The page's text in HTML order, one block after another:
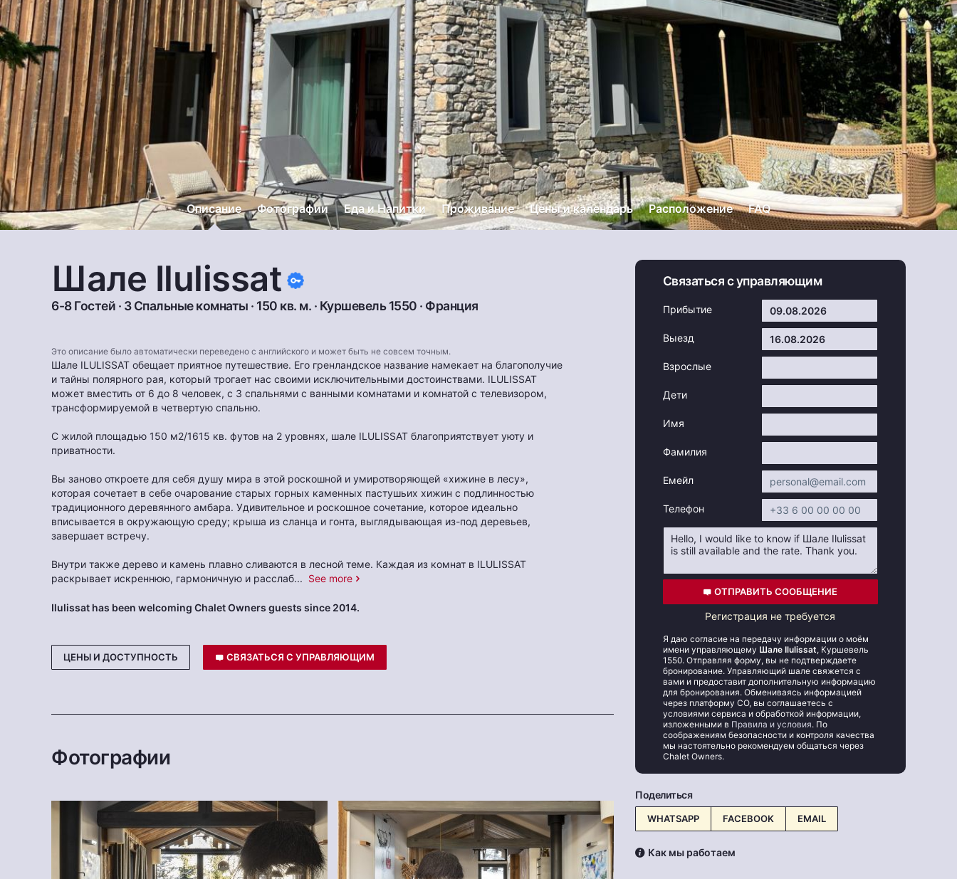
Описание Фотографии Еда и Напитки Проживание Цены и календарь Расположение FAQ
Шале Ilulissat
6-8 Гостей · 3 Спальные комнаты · 150 кв. м. · Куршевель 1550 · Франция
Это описание было автоматически переведено с английского и может быть не совсем точным.
Шале ILULISSAT обещает приятное путешествие. Его гренландское название намекает на благополучие
и тайны полярного рая, который трогает нас своими исключительными достоинствами. ILULISSAT
может вместить от 6 до 8 человек, с 3 спальнями с ванными комнатами и комнатой с телевизором,
трансформируемой в четвертую спальню.
С жилой площадью 150 м2/1615 кв. футов на 2 уровнях, шале ILULISSAT благоприятствует уюту и
приватности.
Вы заново откроете для себя душу мира в этой роскошной и умиротворяющей «хижине в лесу»,
которая сочетает в себе очарование старых горных каменных пастушьих хижин с подлинностью
традиционного деревянного амбара. Удивительное и роскошное сочетание, которое идеально
вписывается в окружающую среду; крыша из сланца и гонта, выглядывающая из-под деревьев,
завершает встречу.
Внутри также дерево и камень плавно сливаются в лесной теме. Каждая из комнат в ILULISSAT
раскрывает искреннюю, гармоничную и расслаб... See more
Ilulissat has been welcoming Chalet Owners guests since 2014.
ЦЕНЫ И ДОСТУПНОСТЬ СВЯЗАТЬСЯ С УПРАВЛЯЮЩИМ
Фотографии
Связаться с управляющим
Прибытие
Выезд
Взрослые
Дети
Имя
Фамилия
Емейл
Телефон
ОТПРАВИТЬ СООБЩЕНИЕ
Регистрация не требуется
Я даю согласие на передачу информации о моём
имени управляющему Шале Ilulissat, Куршевель
1550. Отправляя форму, вы не подтверждаете
бронирование. Управляющий шале свяжется с
вами и предоставит дополнительную информацию
для бронирования. Обмениваясь информацией
через платформу CO, вы соглашаетесь с
условиями сервиса и обработкой информации,
изложенными в Правила и условия. По
соображениям безопасности и контроля качества
мы настоятельно рекомендуем общаться через
Chalet Owners.
Поделиться
WHATSAPP FACEBOOK EMAIL
Как мы работаем